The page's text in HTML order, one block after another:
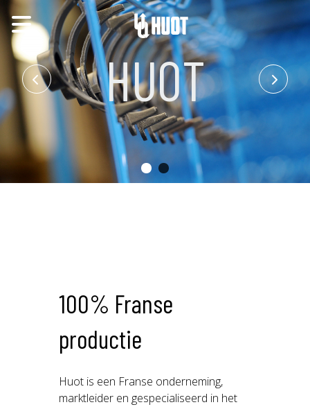
HUOT
100% Franse
productie
Huot is een Franse onderneming,
marktleider en gespecialiseerd in het